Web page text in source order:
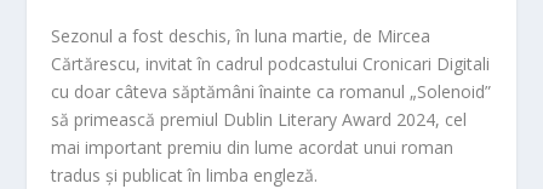
Sezonul a fost deschis, în luna martie, de Mircea
Cărtărescu, invitat în cadrul podcastului Cronicari Digitali
cu doar câteva săptămâni înainte ca romanul „Solenoid”
să primească premiul Dublin Literary Award 2024, cel
mai important premiu din lume acordat unui roman
tradus și publicat în limba engleză.